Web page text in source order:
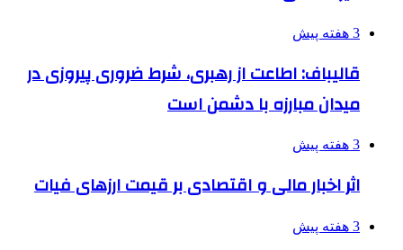
3 هفته پیش
قالیباف: اطاعت از رهبری، شرط ضروری پیروزی در
میدان مبارزه با دشمن است
3 هفته پیش
اثر اخبار مالی و اقتصادی بر قیمت ارزهای فیات
3 هفته پیش